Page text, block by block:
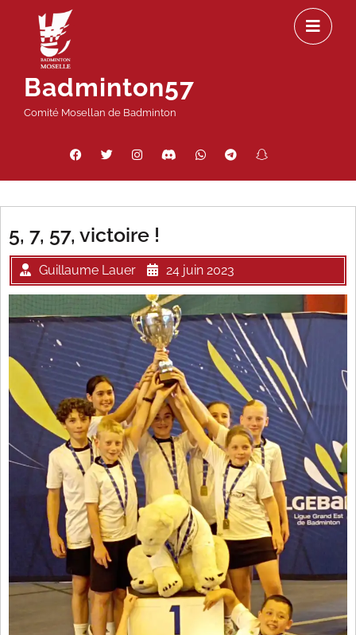
contenu
Badminton57
Comité Mosellan de Badminton
Facebook
Twitter InstagramDiscordWhatsAppTelegram
5, 7, 57, victoire !
Guillaume Lauer 24 juin 2023